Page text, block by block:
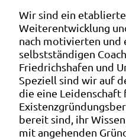
Wir sind ein
Weiterentwicklung
nach motivierten und
selbstständigen
Friedrichshafen und
Speziell sind wir auf
die eine Leidenschaft
bereit sind, ihr
mit angehenden